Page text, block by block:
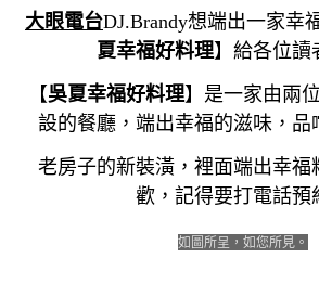
大眼電台DJ.Brandy想端出一家幸
夏幸福好料理】 給各位讀
【吳夏幸福好料理】是一家由兩
設的餐廳，端出幸福的滋味，品
老房子的新裝潢，裡面端出幸福
歡，記得要打電話預
如圖所呈，如您所見。